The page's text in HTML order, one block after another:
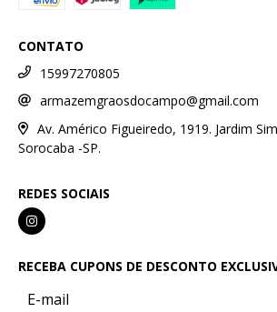
CONTATO
15997270805
armazemgraosdocampo@gmail.com
Av. Américo Figueiredo, 1919. Jardim
Sorocaba -SP.
REDES SOCIAIS
RECEBA CUPONS DE DESCONTO